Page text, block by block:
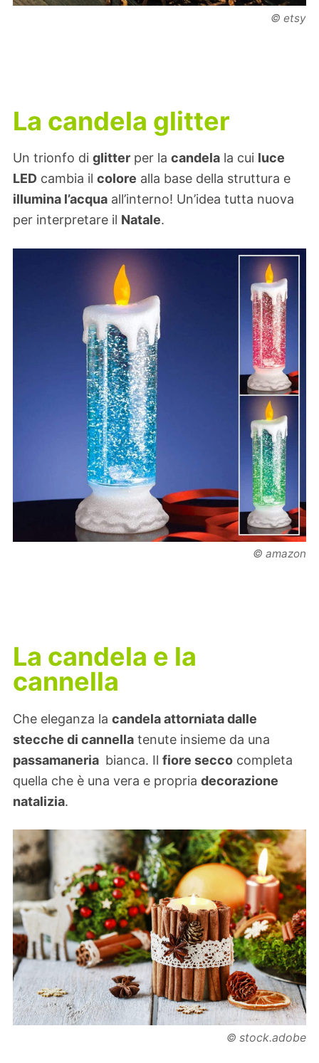
© etsy
La candela glitter
Un trionfo di glitter per la candela la cui luce
LED cambia il colore alla base della struttura e
illumina l’acqua all’interno! Un’idea tutta nuova
per interpretare il Natale.
© amazon
La candela e la
cannella
Che eleganza la candela attorniata dalle
stecche di cannella tenute insieme da una
passamaneria bianca. Il fiore secco completa
quella che è una vera e propria decorazione
natalizia.
© stock.adobe